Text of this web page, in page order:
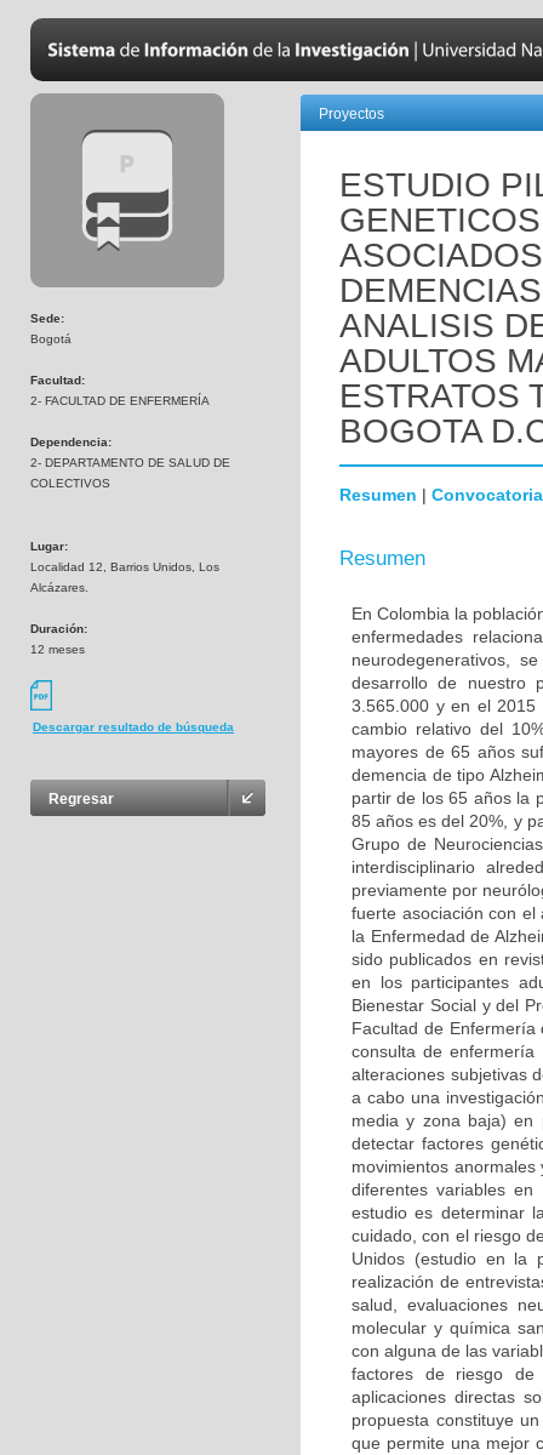
Sede:
Bogotá
Facultad:
2- FACULTAD DE ENFERMERÍA
Dependencia:
2- DEPARTAMENTO DE SALUD DE
COLECTIVOS
Lugar:
Localidad 12, Barrios Unidos, Los
Alcázares.
Duración:
12 meses
Descargar resultado de búsqueda
Regresar
Proyectos
ESTUDIO
ANALISIS
ADULTOS
ESTRATOS
BOGOTA
Resumen | Convocatoria
Resumen
En Colombia la
enfermedades
neurodegenerativos,
desarrollo de nuestro
3.565.000 y en el 2015
cambio relativo del
mayores de 65 años
demencia de tipo
partir de los 65 años la
85 años es del 20%, y
Grupo de
interdisciplinario
previamente por
fuerte asociación con el
la Enfermedad de
sido publicados en
en los participantes
Bienestar Social y del
Facultad de Enfermería
consulta de
alteraciones subjetivas
a cabo una
media y zona baja)
detectar factores
movimientos
diferentes variables
estudio es determinar
cuidado, con el riesgo
Unidos (estudio en la
realización de
salud, evaluaciones
molecular y química
con alguna de las
factores de riesgo de
aplicaciones directas
propuesta constituye
que permite una mejor